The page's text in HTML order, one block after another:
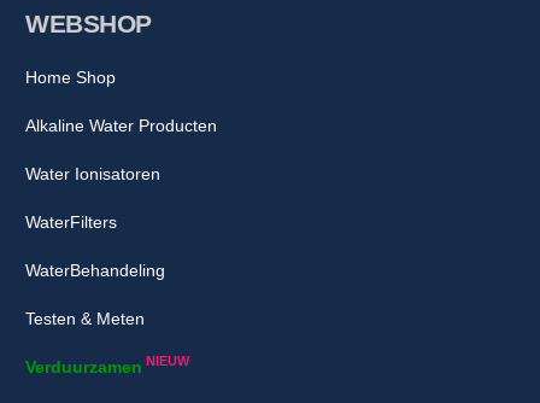
WEBSHOP
Home Shop
Alkaline Water Producten
Water Ionisatoren
WaterFilters
WaterBehandeling
Testen & Meten
Verduurzamen NIEUW